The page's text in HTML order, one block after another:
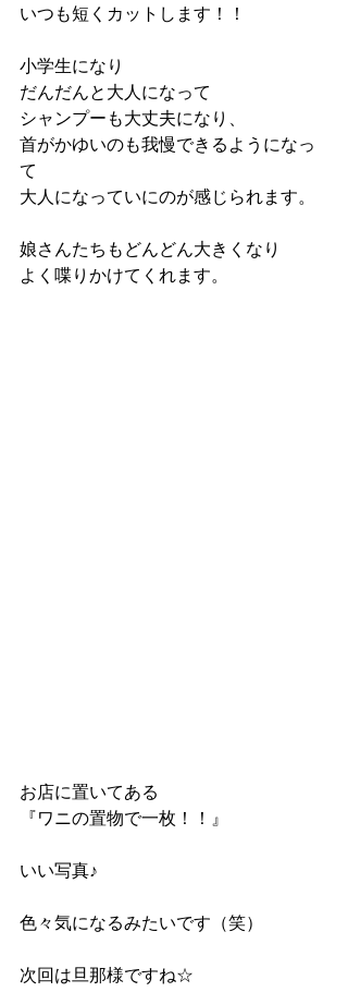
いつも短くカットします！！
小学生になり
だんだんと大人になって
シャンプーも大丈夫になり、
首がかゆいのも我慢できるようになっ
て
大人になっていにのが感じられます。
娘さんたちもどんどん大きくなり
よく喋りかけてくれます。
お店に置いてある
『ワニの置物で一枚！！』
いい写真♪
色々気になるみたいです（笑）
次回は旦那様ですね☆